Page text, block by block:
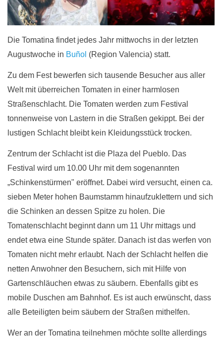
Die Tomatina findet jedes Jahr mittwochs in der letzten
Augustwoche in Buñol (Region Valencia) statt.
Zu dem Fest bewerfen sich tausende Besucher aus aller
Welt mit überreichen Tomaten in einer harmlosen
Straßenschlacht. Die Tomaten werden zum Festival
tonnenweise von Lastern in die Straßen gekippt. Bei der
lustigen Schlacht bleibt kein Kleidungsstück trocken.
Zentrum der Schlacht ist die Plaza del Pueblo. Das
Festival wird um 10.00 Uhr mit dem sogenannten
„Schinkenstürmen" eröffnet. Dabei wird versucht, einen ca.
sieben Meter hohen Baumstamm hinaufzuklettern und sich
die Schinken an dessen Spitze zu holen. Die
Tomatenschlacht beginnt dann um 11 Uhr mittags und
endet etwa eine Stunde später. Danach ist das werfen von
Tomaten nicht mehr erlaubt. Nach der Schlacht helfen die
netten Anwohner den Besuchern, sich mit Hilfe von
Gartenschläuchen etwas zu säubern. Ebenfalls gibt es
mobile Duschen am Bahnhof. Es ist auch erwünscht, dass
alle Beteiligten beim säubern der Straßen mithelfen.
Wer an der Tomatina teilnehmen möchte sollte allerdings